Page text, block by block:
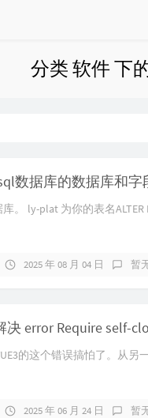
分类 软件 下
数据库的数据库和字
。 ly-plat 为你的表名ALTER
2025 年 08 月 04 日 暂
决 error Require self-
的这个错误搞怕了。从另
2025 年 06 月 24 日 暂